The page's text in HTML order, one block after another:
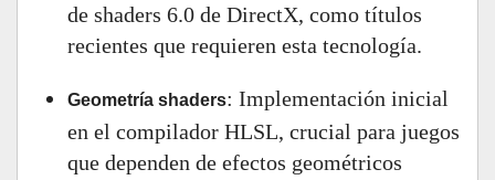
de shaders 6.0 de DirectX, como títulos
recientes que requieren esta tecnología.
Geometría shaders: Implementación inicial
en el compilador HLSL, crucial para juegos
que dependen de efectos geométricos